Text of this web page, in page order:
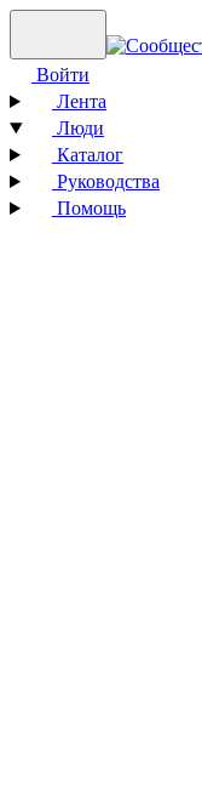
Войти
Лента
Люди
Каталог
Руководства
Помощь